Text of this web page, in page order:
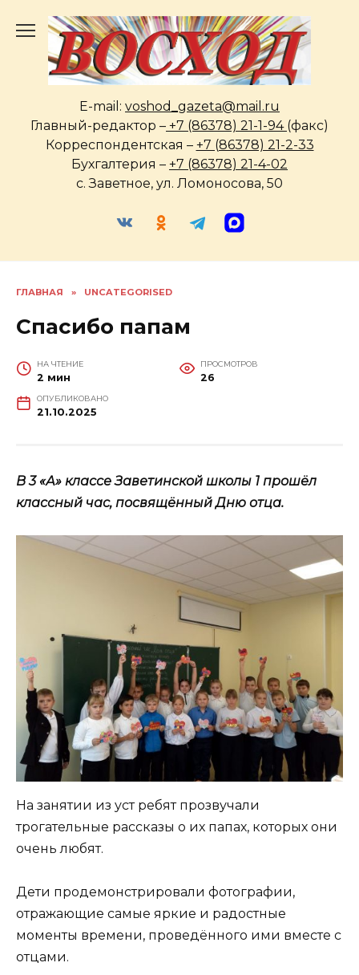
содержанию
E-mail: voshod_gazeta@mail.ru
Главный-редактор – +7 (86378) 21-1-94 (факс)
Корреспондентская – +7 (86378) 21-2-33
Бухгалтерия – +7 (86378) 21-4-02
с. Заветное, ул. Ломоносова, 50
ГЛАВНАЯ » UNCATEGORISED
Спасибо папам
НА ЧТЕНИЕ
2 мин
ПРОСМОТРОВ
26
ОПУБЛИКОВАНО
21.10.2025
В 3 «А» классе Заветинской школы 1 прошёл
классный час, посвящённый Дню отца.
На занятии из уст ребят прозвучали
трогательные рассказы о их папах, которых они
очень любят.
Дети продемонстрировали фотографии,
отражающие самые яркие и радостные
моменты времени, проведённого ими вместе с
отцами.